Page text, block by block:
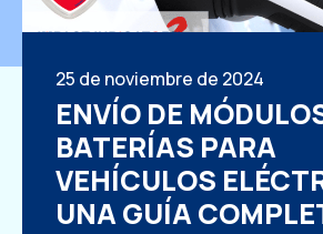
25 de noviembre de 2024
ENVÍO DE
BATERÍAS PARA
VEHÍCULOS
UNA GUÍA